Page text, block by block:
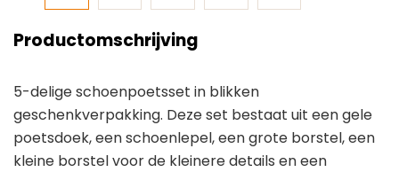
Productomschrijving
5-delige schoenpoetsset in blikken
geschenkverpakking. Deze set bestaat uit een gele
poetsdoek, een schoenlepel, een grote borstel, een
kleine borstel voor de kleinere details en een